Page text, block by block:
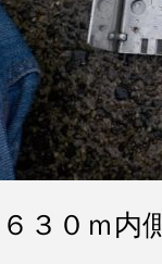
６３０